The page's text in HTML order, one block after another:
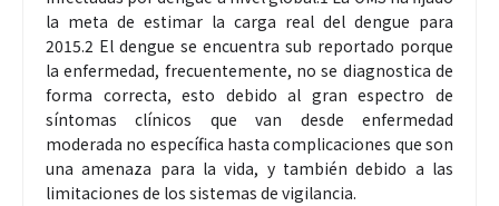
la meta de estimar la carga real del dengue para
2015.2 El dengue se encuentra sub reportado porque
la enfermedad, frecuentemente, no se diagnostica de
forma correcta, esto debido al gran espectro de
síntomas clínicos que van desde enfermedad
moderada no específica hasta complicaciones que son
una amenaza para la vida, y también debido a las
limitaciones de los sistemas de vigilancia.